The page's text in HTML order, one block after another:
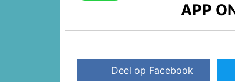
APP
Deel op Facebook